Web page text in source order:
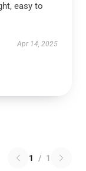
easy to
Apr 14, 2025
1 / 1